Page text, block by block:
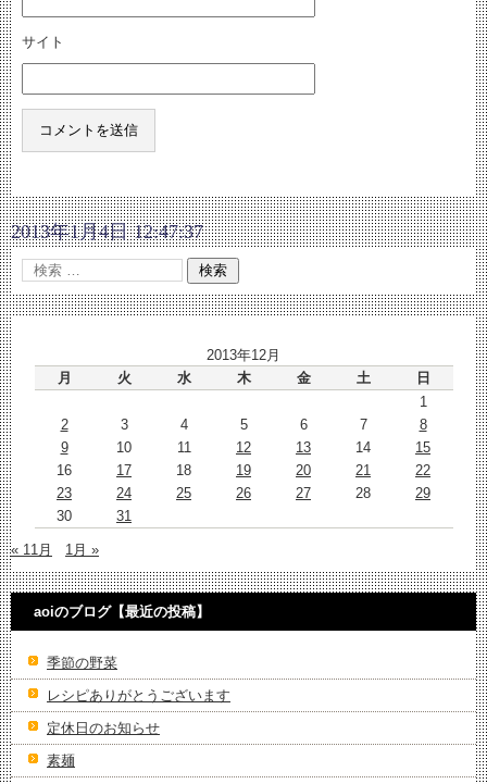
サイト
2013年1月4日 12:47:37
2013年12月
月
火 水 木 金 土
日
1
2
3 4 5 6 7
8
9
10 11 12 13 14
15
16
17 18 19 20 21
22
23
24 25 26 27 28
29
30
31
« 11月 1月 »
aoiのブログ【最近の投稿】
季節の野菜
レシピありがとうございます
定休日のお知らせ
素麺